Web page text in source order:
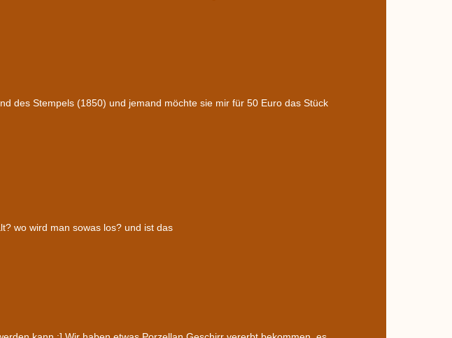
des Stempels (1850) und jemand möchte sie mir für 50 Euro das Stück
wo wird man sowas los? und ist das